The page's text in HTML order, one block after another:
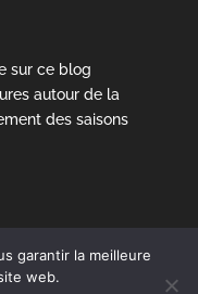
sur ce blog
autour de la
des saisons
garantir la meilleure
web.